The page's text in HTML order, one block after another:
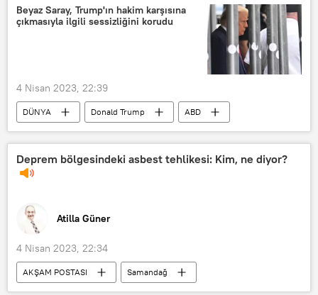
Askeri yardım
Rusya
Beyaz Saray, Trump'ın hakim karşısına
çıkmasıyla ilgili sessizliğini korudu
4 Nisan 2023, 22:39
DÜNYA Donald Trump
ABD
Beyaz Saray
Karine Jean-Pierre
Deprem bölgesindeki asbest tehlikesi: Kim, ne diyor?
Atilla Güner
4 Nisan 2023, 22:34
AKŞAM POSTASI
Samandağ